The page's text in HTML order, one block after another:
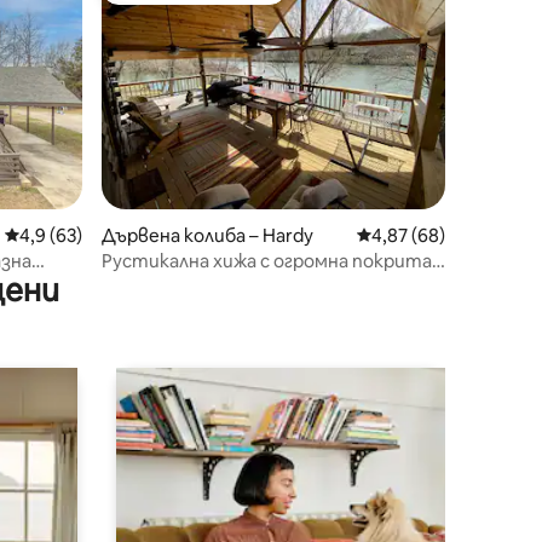
Средна оценка: 4,9 от 5, 63 отзива
4,9 (63)
Дървена колиба – Hardy Средна оценка:
4,87 (68)
Рустикална хижа с огромна покрита